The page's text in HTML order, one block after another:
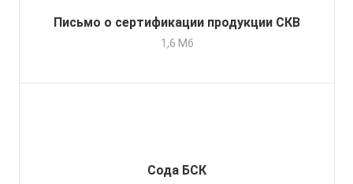
Письмо о сертификации продукции СКВ
1,6 Мб
Сода БСК